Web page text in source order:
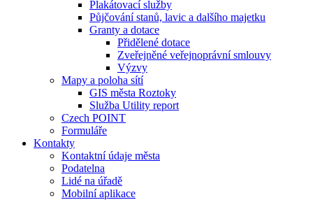
Plakátovací služby
Půjčování stanů, lavic a dalšího majetku
Granty a dotace
Přidělené dotace
Zveřejněné veřejnoprávní smlouvy
Výzvy
Mapy a poloha sítí
GIS města Roztoky
Služba Utility report
Czech POINT
Formuláře
Kontakty
Kontaktní údaje města
Podatelna
Lidé na úřadě
Mobilní aplikace